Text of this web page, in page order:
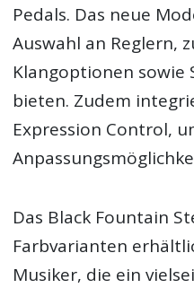
Pedals. Das neue
Auswahl an Reglern,
Klangoptionen sowie
bieten. Zudem
Expression Control,
Das Black Fountain
Farbvarianten
Musiker, die ein